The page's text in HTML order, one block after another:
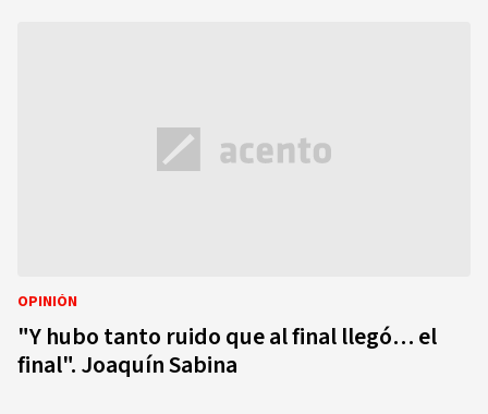
OPINIÓN
"Y hubo tanto ruido que al final llegó… el
final". Joaquín Sabina